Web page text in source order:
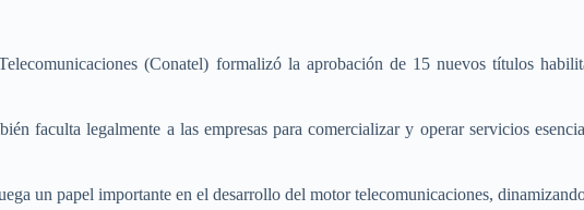
(Conatel) formalizó la aprobación de 15 nuevos títulos
faculta legalmente a las empresas para comercializar y operar servicios
un papel importante en el desarrollo del motor telecomunicaciones,